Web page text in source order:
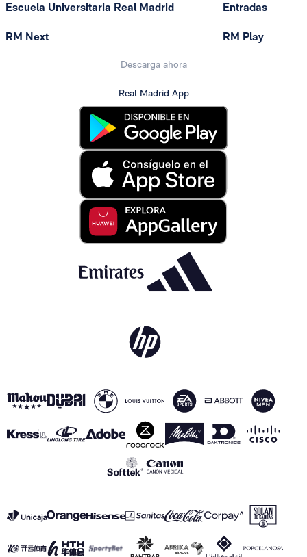
Escuela Universitaria Real Madrid
RM Next
Entradas
RM Play
Descarga ahora
Real Madrid App